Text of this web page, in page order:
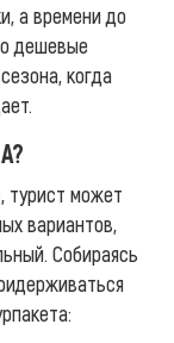
а времени до
дешевые
когда
турист может
вариантов,
Собираясь